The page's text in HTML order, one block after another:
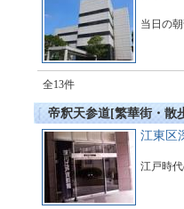
当日の
全13件
帝釈天参道[繁華街・散
江東区
江戸時